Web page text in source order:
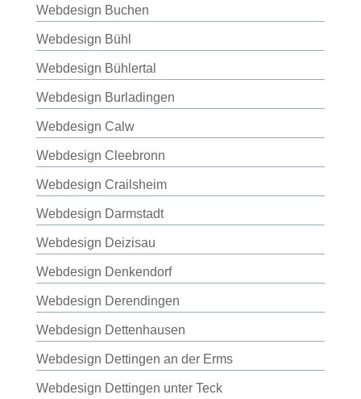
Webdesign Buchen
Webdesign Bühl
Webdesign Bühlertal
Webdesign Burladingen
Webdesign Calw
Webdesign Cleebronn
Webdesign Crailsheim
Webdesign Darmstadt
Webdesign Deizisau
Webdesign Denkendorf
Webdesign Derendingen
Webdesign Dettenhausen
Webdesign Dettingen an der Erms
Webdesign Dettingen unter Teck